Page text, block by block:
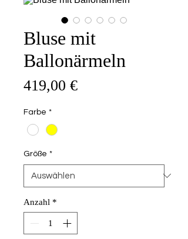
Bluse mit
Ballonärmeln
419,00 €Preis
Farbe *
Größe *
Anzahl *